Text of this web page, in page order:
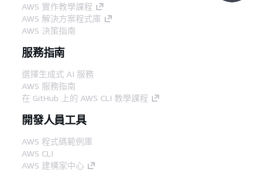
AWS 實作教學課程
AWS 解決方案程式庫
AWS 決策指南
服務指南
選擇生成式 AI 服務
AWS 服務指南
在 GitHub 上的 AWS CLI 教學課程
開發人員工具
AWS 程式碼範例庫
AWS CLI
AWS 建構家中心